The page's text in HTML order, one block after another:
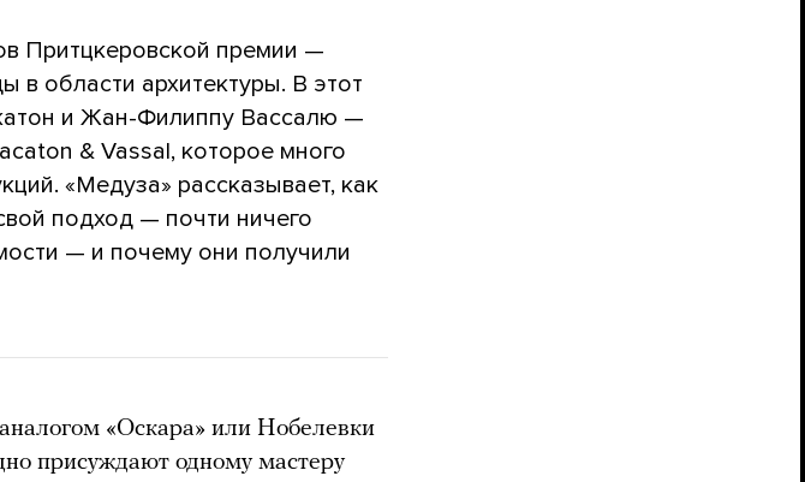
Притцкеровской премии —
области архитектуры. В этот
и Жан-Филиппу Вассалю —
& Vassal, которое много
«Медуза» рассказывает, как
подход — почти ничего
— и почему они получили
«Оскара» или Нобелевки
присуждают одному мастеру